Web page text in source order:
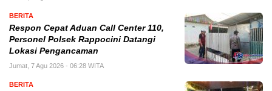
BERITA
Respon Cepat Aduan Call Center 110,
Personel Polsek Rappocini Datangi
Lokasi Pengancaman
Jumat, 7 Agu 2026 - 06:28 WITA
BERITA